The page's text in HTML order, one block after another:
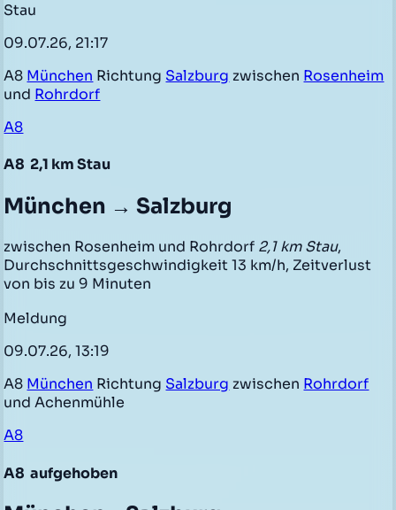
Stau
09.07.26, 21:17
A8 München Richtung Salzburg zwischen Rosenheim
und Rohrdorf
A8
A8 2,1 km Stau
München → Salzburg
zwischen Rosenheim und Rohrdorf 2,1 km Stau,
Durchschnittsgeschwindigkeit 13 km/h, Zeitverlust
von bis zu 9 Minuten
Meldung
09.07.26, 13:19
A8 München Richtung Salzburg zwischen Rohrdorf
und Achenmühle
A8
A8 aufgehoben